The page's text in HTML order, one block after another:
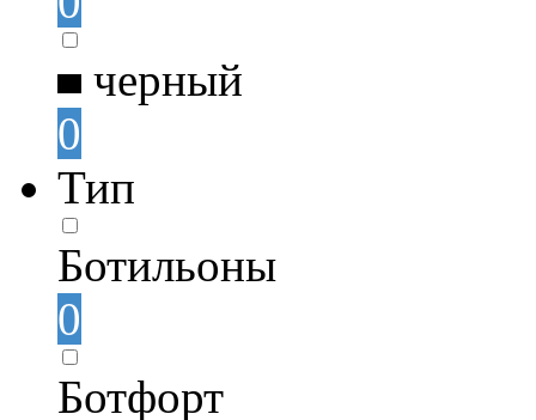
черный
0
Тип
Ботильоны
0
Ботфорт